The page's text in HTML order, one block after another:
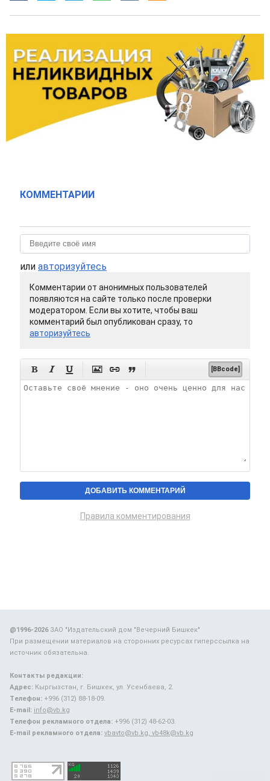
КОММЕНТАРИИ
или авторизуйтесь
Комментарии от анонимных пользователей
появляются на сайте только после проверки
модератором. Если вы хотите, чтобы ваш
комментарий был опубликован сразу, то
авторизуйтесь
      [BBcode]
Правила комментирования
@1996-2026ЗАО "Издательский дом "Вечерний Бишкек"
При размещении материалов на сторонних ресурсах гиперссылка на
источник обязательна.
Контакты редакции:
Адрес: Кыргызстан, г. Бишкек, ул. Усенбаева, 2.
Телефон: +996 (312) 88-18-09.
E-mail: info@vb.kg
Телефон рекламного отдела: +996 (312) 48-62-03.
E-mail рекламного отдела: vbavto@vb.kg, vb48k@vb.kg